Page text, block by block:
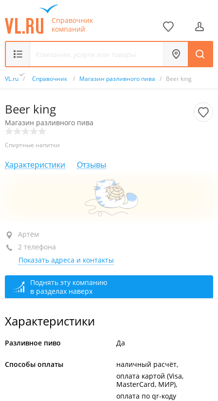
Справочник
компаний
VL.ru / Справочник / Магазин разливного пива / Beer king
Beer king
Магазин разливного пива
Спиртные напитки
Характеристики Отзывы
Артём, ул. Каширская, 30/1
+7 924 430-30-32
открыто: 10:00–22:00
Артём
2 телефона
Показать адреса и контакты
Поднять эту компанию
в разделах наверх
Характеристики
Разливное пиво Да
Способы оплаты
наличный расчёт
оплата картой (Visa,
MasterCard, МИР)
оплата по qr-коду